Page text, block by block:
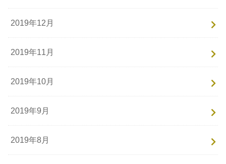
2019年12月
2019年11月
2019年10月
2019年9月
2019年8月